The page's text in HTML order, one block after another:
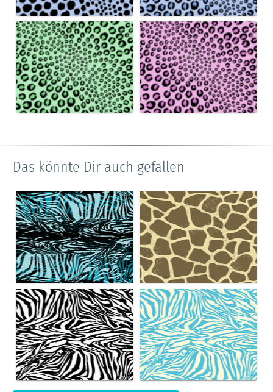
Das könnte Dir auch gefallen